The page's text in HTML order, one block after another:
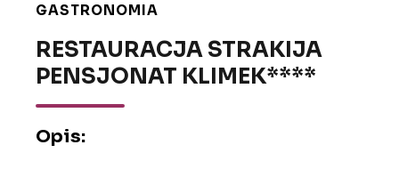
GASTRONOMIA
RESTAURACJA STRAKIJA
PENSJONAT KLIMEK****
Opis: